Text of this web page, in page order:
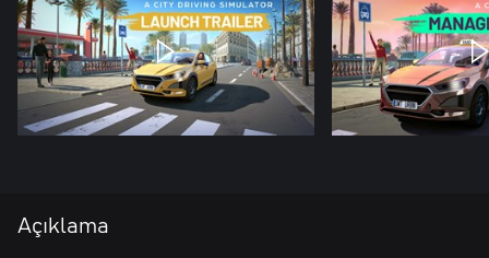
Açıklama